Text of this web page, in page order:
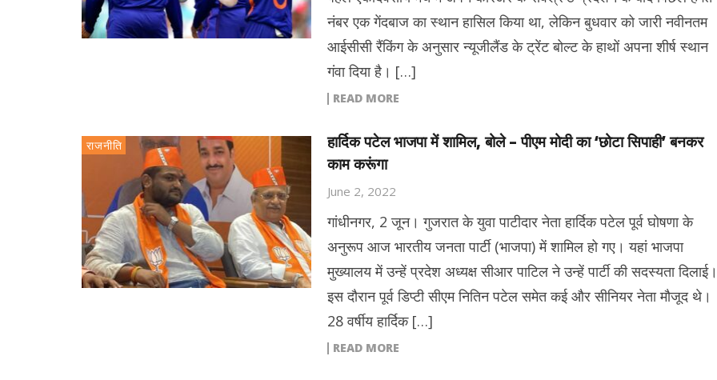
नंबर एक गेंदबाज का स्थान हासिल किया था, लेकिन बुधवार को जारी नवीनतम
आईसीसी रैंकिंग के अनुसार न्यूजीलैंड के ट्रेंट बोल्ट के हाथों अपना शीर्ष स्थान
गंवा दिया है। […]
READ MORE
राजनीति
हार्दिक पटेल भाजपा में शामिल, बोले – पीएम मोदी का ‘छोटा सिपाही’ बनकर
काम करूंगा
June 2, 2022
गांधीनगर, 2 जून। गुजरात के युवा पाटीदार नेता हार्दिक पटेल पूर्व घोषणा के
अनुरूप आज भारतीय जनता पार्टी (भाजपा) में शामिल हो गए। यहां भाजपा
मुख्यालय में उन्हें प्रदेश अध्यक्ष सीआर पाटिल ने उन्हें पार्टी की सदस्यता दिलाई।
इस दौरान पूर्व डिप्टी सीएम नितिन पटेल समेत कई और सीनियर नेता मौजूद थे।
28 वर्षीय हार्दिक […]
READ MORE